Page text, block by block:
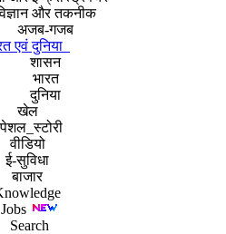
और तकनीक
अजब-गजब
एवं दुनिया
शासन
भारत
दुनिया
खेल
वीडियो
ई-सुविधा
बाजार
Jobs
Search